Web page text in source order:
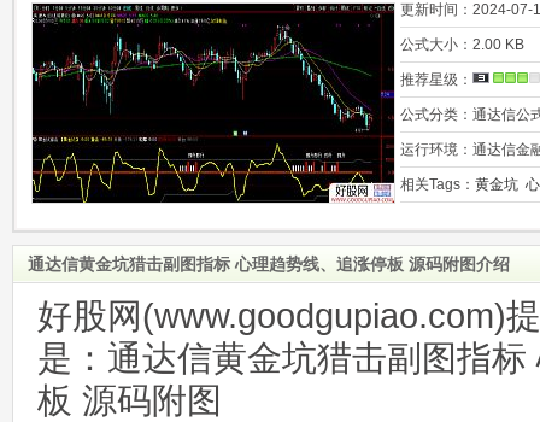
更新时间： 2024-07-
公式大小： 2.00 KB
推荐星级：
公式分类： 通达信公
运行环境： 通达信金
相关Tags： 黄金坑
通达信黄金坑猎击副图指标 心理趋势线、追涨停板 源码附图介绍
好股网(www.goodgupiao.com)
是：通达信黄金坑猎击副图指
板 源码附图